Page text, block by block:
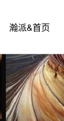
瀚派&首页